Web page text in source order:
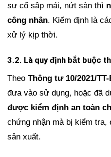
sự cố sập mái, nứt sàn thì
công nhân. Kiểm định là
xử lý kịp thời.
3.2. Là quy định bắt buộc
Theo Thông tư 10/2021/TT-
đưa vào sử dụng, hoặc đã
được kiểm định an toàn
chứng nhận mà bị kiểm tra,
sản xuất.